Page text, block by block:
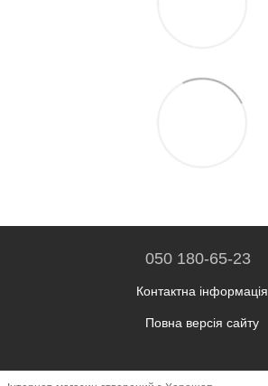
050 180-65-23
Контактна інформація
Повна версія сайту